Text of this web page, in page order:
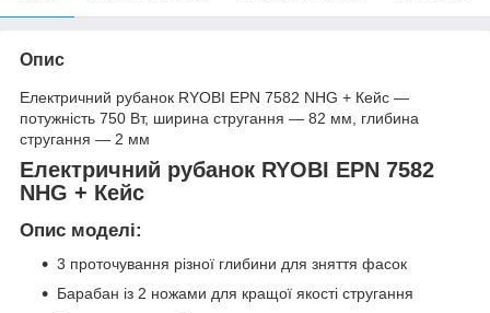
Опис
Електричний рубанок RYOBI EPN 7582 NHG + Кейс —
потужність 750 Вт, ширина стругання — 82 мм, глибина
стругання — 2 мм
Електричний рубанок RYOBI EPN 7582
NHG + Кейс
Опис моделі:
3 проточування різної глибини для зняття фасок
Барабан із 2 ножами для кращої якості стругання